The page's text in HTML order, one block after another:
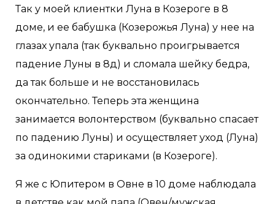
Так у моей клиентки Луна в Козероге в 8
доме, и ее бабушка (Козерожья Луна) у нее на
глазах упала (так буквально проигрывается
падение Луны в 8д) и сломала шейку бедра,
да так больше и не восстановилась
окончательно. Теперь эта женщина
занимается волонтерством (буквально спасает
по падению Луны) и осуществляет уход (Луна)
за одинокими стариками (в Козероге).
Я же с Юпитером в Овне в 10 доме наблюдала